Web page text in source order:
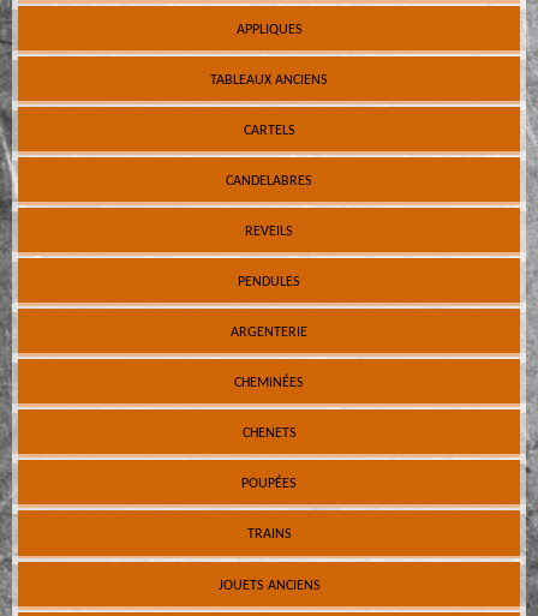
APPLIQUES
TABLEAUX ANCIENS
CARTELS
CANDELABRES
REVEILS
PENDULES
ARGENTERIE
CHEMINÉES
CHENETS
POUPÉES
TRAINS
JOUETS ANCIENS